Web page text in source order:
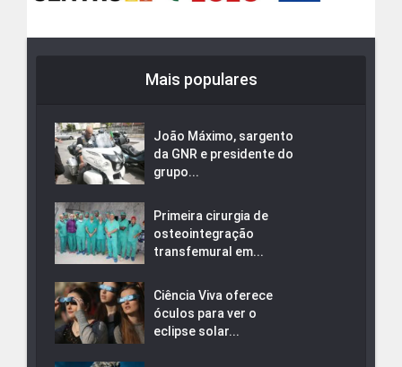
Mais populares
João Máximo, sargento
da GNR e presidente do
grupo...
Primeira cirurgia de
osteointegração
transfemural em...
Ciência Viva oferece
óculos para ver o
eclipse solar...